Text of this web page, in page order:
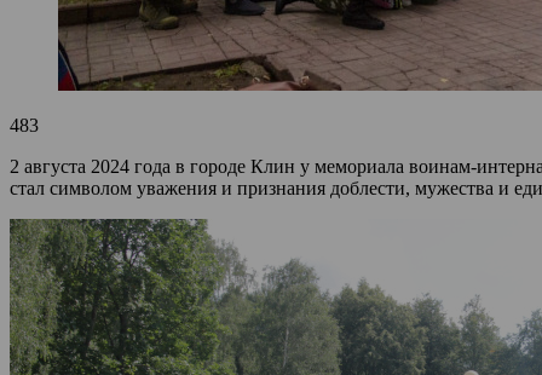
483
2 августа 2024 года в городе Клин у мемориала воинам-
стал символом уважения и признания доблести, мужества и